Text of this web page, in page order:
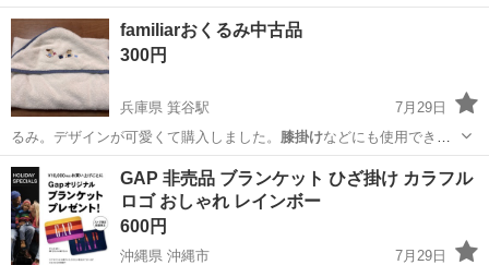
やカップルとの応募OK◎年間休日129日＆休出なしでプライベート充
実♪業務はクリーンルームで快適作業◎自社正社員登用制度あり★1食
300円～の格安食堂あり！《佐...
佐賀 伊万里市 東山代駅 その他
familiarおくるみ中古品
300円
兵庫県 箕谷駅
7月29日
るみ。デザインが可愛くて購入しました。 膝掛けなどにも使用できま
す。たくさん洗濯して…
兵庫 箕谷駅 キッズ用品
GAP 非売品 ブランケット ひざ掛け カラフル
ロゴ おしゃれ レインボー
600円
沖縄県 沖縄市
7月29日